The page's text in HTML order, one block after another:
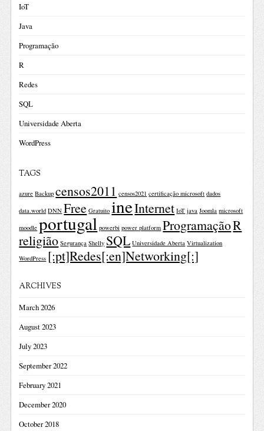
IoT
Java
Programação
R
Redes
SQL
Universidade Aberta
WordPress
TAGS
azure Backup censos2011 censos2021 certificação microsoft dados
data.world DNN Free Gratuito ineInternet IoT java Joomla microsoft
moodle portugal powerbi power platform ProgramaçãoR
religião Segurança Shelly SQL Universidade Aberta Virtualization
WordPress [:pt]Redes[:en]Networking[:]
ARCHIVES
March 2026
August 2023
July 2023
September 2022
February 2021
December 2020
October 2018